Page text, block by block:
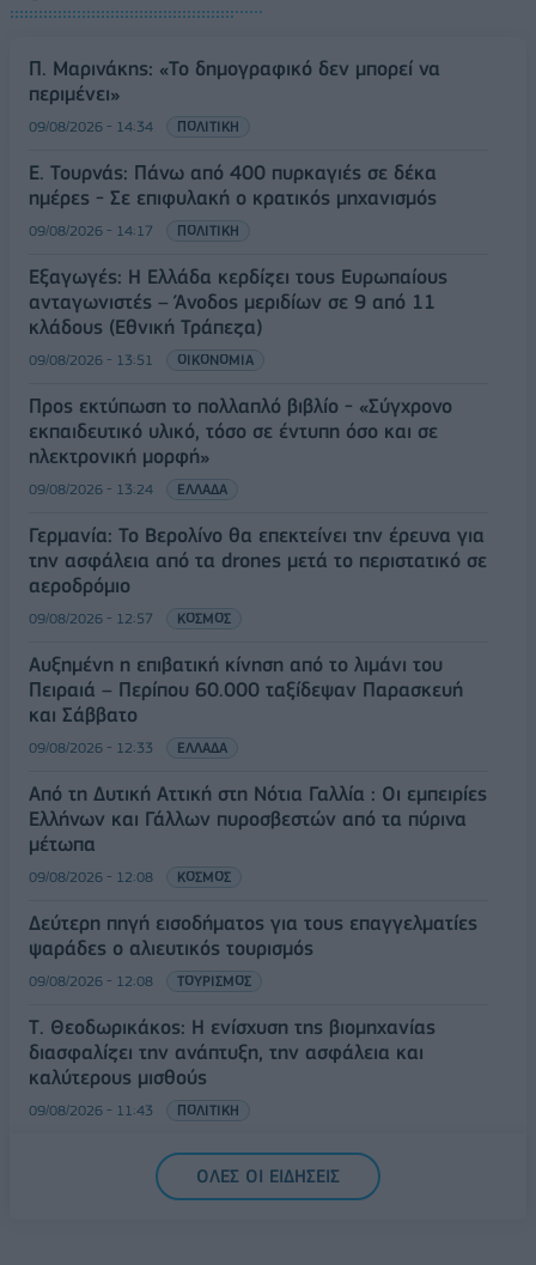
Π. Μαρινάκης: «Το δημογραφικό δεν μπορεί να
περιμένει»
09/08/2026 - 14:34 ΠΟΛΙΤΙΚΗ
Ε. Τουρνάς: Πάνω από 400 πυρκαγιές σε δέκα
ημέρες - Σε επιφυλακή ο κρατικός μηχανισμός
09/08/2026 - 14:17 ΠΟΛΙΤΙΚΗ
Εξαγωγές: Η Ελλάδα κερδίζει τους Ευρωπαίους
ανταγωνιστές – Άνοδος μεριδίων σε 9 από 11
κλάδους (Εθνική Τράπεζα)
09/08/2026 - 13:51 ΟΙΚΟΝΟΜΙΑ
Προς εκτύπωση το πολλαπλό βιβλίο - «Σύγχρονο
εκπαιδευτικό υλικό, τόσο σε έντυπη όσο και σε
ηλεκτρονική μορφή»
09/08/2026 - 13:24 ΕΛΛΑΔΑ
Γερμανία: Το Βερολίνο θα επεκτείνει την έρευνα για
την ασφάλεια από τα drones μετά το περιστατικό σε
αεροδρόμιο
09/08/2026 - 12:57 ΚΟΣΜΟΣ
Αυξημένη η επιβατική κίνηση από το λιμάνι του
Πειραιά – Περίπου 60.000 ταξίδεψαν Παρασκευή
και Σάββατο
09/08/2026 - 12:33 ΕΛΛΑΔΑ
Από τη Δυτική Αττική στη Νότια Γαλλία : Οι εμπειρίες
Ελλήνων και Γάλλων πυροσβεστών από τα πύρινα
μέτωπα
09/08/2026 - 12:08 ΚΟΣΜΟΣ
Δεύτερη πηγή εισοδήματος για τους επαγγελματίες
ψαράδες ο αλιευτικός τουρισμός
09/08/2026 - 12:08 ΤΟΥΡΙΣΜΟΣ
Τ. Θεοδωρικάκος: Η ενίσχυση της βιομηχανίας
διασφαλίζει την ανάπτυξη, την ασφάλεια και
καλύτερους μισθούς
09/08/2026 - 11:43 ΠΟΛΙΤΙΚΗ
Υπ. Μεταφορών: Οριστική λύση στο ζήτημα των
πινακίδων κυκλοφορίας - Τέλος στις χρονοβόρες
ΟΛΕΣ ΟΙ ΕΙΔΗΣΕΙΣ